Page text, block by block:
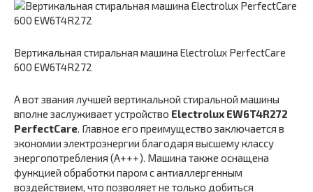
Вертикальная стиральная машина Electrolux PerfectCare
600 EW6T4R272
А вот звания лучшей вертикальной стиральной машины
вполне заслуживает устройство Electrolux EW6T4R272
PerfectCare. Главное его преимущество заключается в
экономии электроэнергии благодаря высшему классу
энергопотребления (А+++). Машина также оснащена
функцией обработки паром с антиаллергенным
воздействием, что позволяет не только добиться